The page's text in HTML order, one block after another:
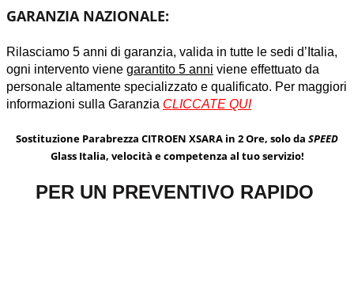
GARANZIA NAZIONALE:
Rilasciamo 5 anni di garanzia, valida in tutte le sedi d’Italia,
ogni intervento viene garantito 5 anni viene effettuato da
personale altamente specializzato e qualificato. Per maggiori
informazioni sulla Garanzia CLICCATE QUI
Sostituzione Parabrezza CITROEN XSARA in 2 Ore, solo da SPEED
Glass Italia, velocità e competenza al tuo servizio!
PER UN PREVENTIVO RAPIDO